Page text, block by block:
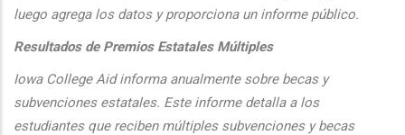
luego agrega los datos y proporciona un informe público.
Resultados de Premios Estatales Múltiples
Iowa College Aid informa anualmente sobre becas y
subvenciones estatales. Este informe detalla a los
estudiantes que reciben múltiples subvenciones y becas